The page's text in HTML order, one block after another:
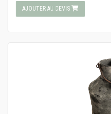
AJOUTER AU DEVIS